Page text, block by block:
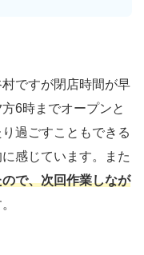
ですが閉店時間が早
6時までオープンと
過ごすこともできる
感じています。また
で、次回作業しなが